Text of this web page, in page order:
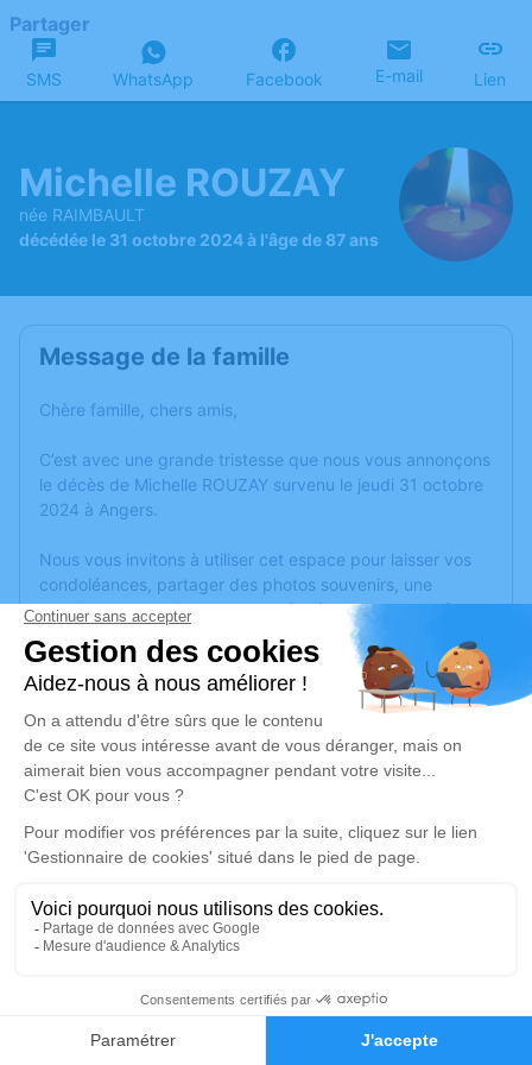
Faire-part Hommages
Partager
SMS WhatsApp Facebook E-mail Lien
Michelle ROUZAY
née RAIMBAULT
décédée le 31 octobre 2024 à l'âge de 87 ans
Message de la famille
Chère famille, chers amis,
C’est avec une grande tristesse que nous vous annonçons
le décès de Michelle ROUZAY survenu le jeudi 31 octobre
2024 à Angers.
Nous vous invitons à utiliser cet espace pour laisser vos
condoléances, partager des photos souvenirs, une
anecdote ou exprimer vos pensées à travers des poèmes
ou des textes. Cet endroit est un lieu d'expression dédié à
honorer la mémoire de Michelle ROUZAY.
Un service de plantation d’arbre hommage estdisponible
mercredi 06 novembre 2024 à 14h30
Eglise Saint-Joseph d'Angers
6 Rue Saint-Joseph